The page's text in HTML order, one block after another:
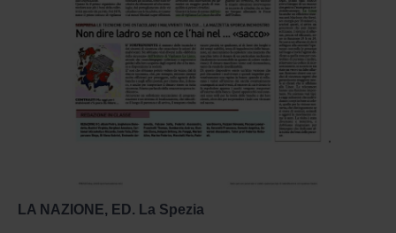
LA NAZIONE, ED. La Spezia